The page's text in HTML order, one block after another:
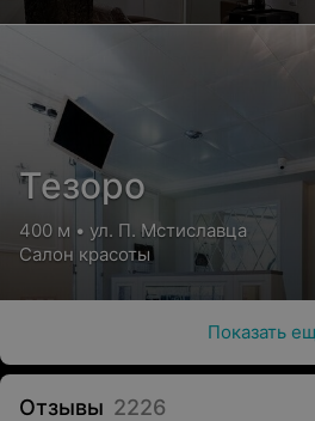
Тезоро
400 м • ул. П. Мстиславца
Салон красоты
Показать
Отзывы 2226